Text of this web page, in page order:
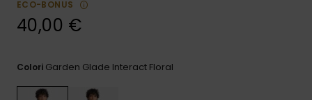
Consulta
ECO-BONUS
40,00 €
Colori Garden Glade Interact Floral